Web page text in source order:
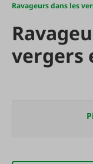
Ravageurs dans les
vergers